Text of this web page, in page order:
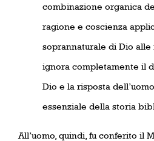
combinazione organica
ragione e coscienza
soprannaturale di Dio alle
ignora completamente il
Dio e la risposta
essenziale della storia
All’uomo, quindi, fu conferito il